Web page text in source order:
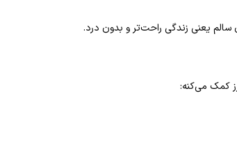
یعنی زندگی راحت‌تر و بدون درد.
کمک می‌کنه: